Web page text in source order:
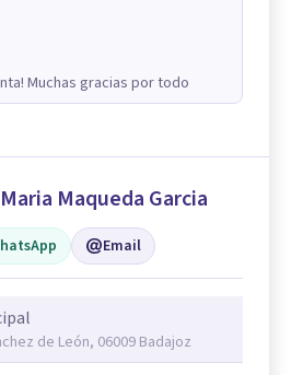
Muchas gracias por todo
Maqueda Garcia
Email
de León, 06009 Badajoz